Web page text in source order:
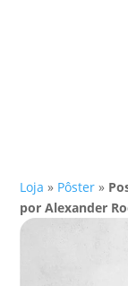
Loja » Pôster »
por Alexander